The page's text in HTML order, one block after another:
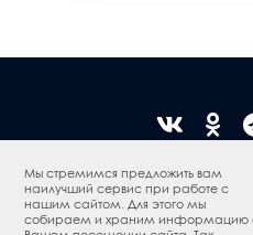
Жостовская роспись
Программа
Мы стремимся предложить вам
наилучший сервис при работе с
нашим сайтом. Для этого мы
собираем и храним информацию